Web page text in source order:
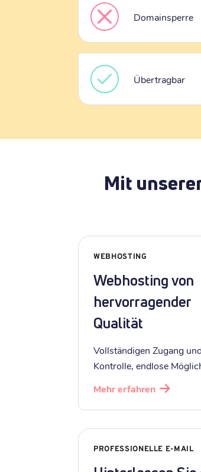
Domainsperre
Übertragbar
Mit
WEBHOSTING
Webhosting von
hervorragender
Qualität
Vollständigen Zugang
Kontrolle, endlose
Mehr erfahren
PROFESSIONELLE E-MAIL